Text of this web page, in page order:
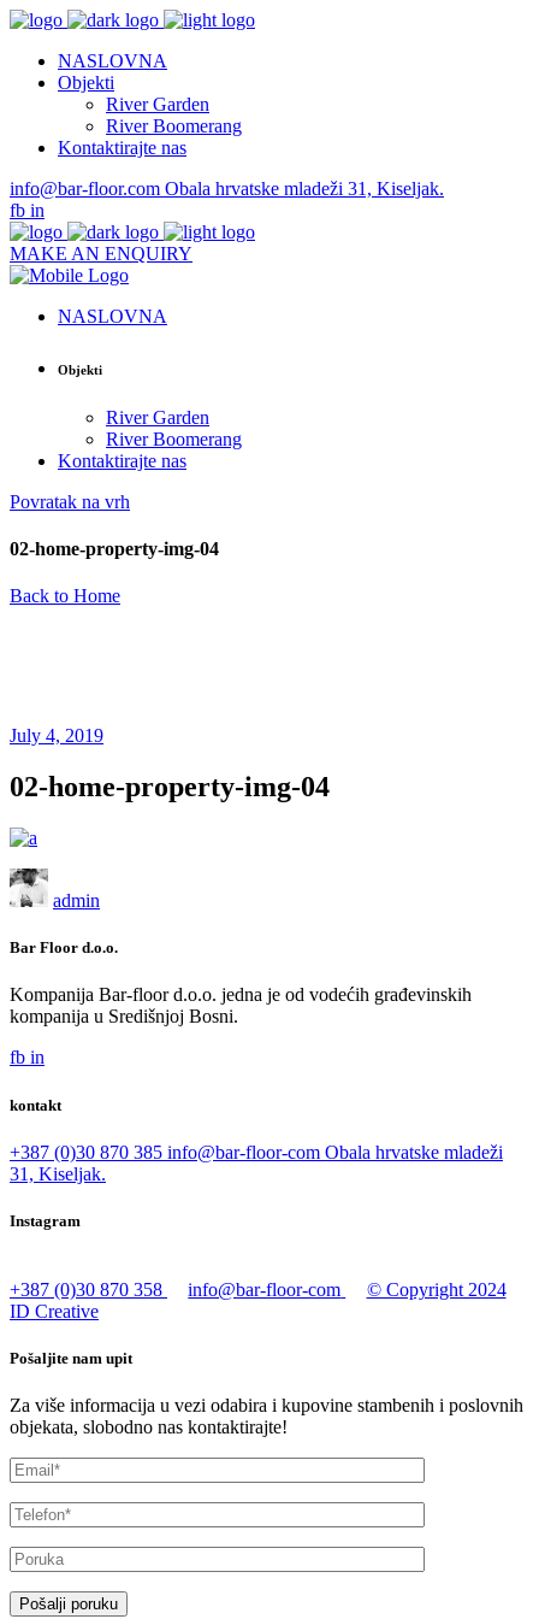
NASLOVNA
Objekti
River Garden
River Boomerang
Kontaktirajte nas
info@bar-floor.com Obala hrvatske mladeži 31, Kiseljak.
fb in
MAKE AN ENQUIRY
NASLOVNA
Objekti
River Garden
River Boomerang
Kontaktirajte nas
Povratak na vrh
02-home-property-img-04
Back to Home
July 4, 2019
02-home-property-img-04
admin
Bar Floor d.o.o.
Kompanija Bar-floor d.o.o. jedna je od vodećih građevinskih
kompanija u Središnjoj Bosni.
fb in
kontakt
+387 (0)30 870 385 info@bar-floor-com Obala hrvatske mladeži
31, Kiseljak.
Instagram
+387 (0)30 870 358 info@bar-floor-com
© Copyright 2024
ID Creative
Pošaljite nam upit
Za više informacija u vezi odabira i kupovine stambenih i poslovnih
objekata, slobodno nas kontaktirajte!
Pošalji poruku